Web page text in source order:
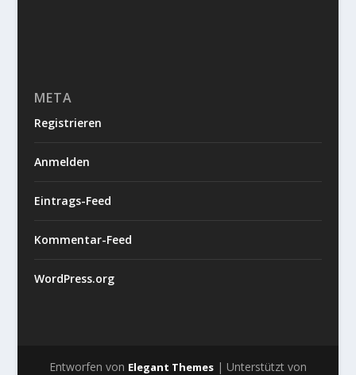
META
Registrieren
Anmelden
Eintrags-Feed
Kommentar-Feed
WordPress.org
Entworfen von Elegant Themes| Unterstützt von